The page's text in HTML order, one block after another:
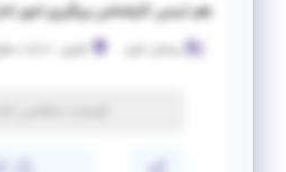
هم تیمی کارشناس پیگیری امور